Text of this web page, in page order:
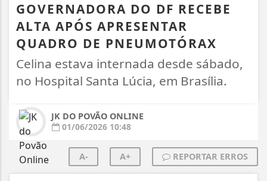
GOVERNADORA DO DF RECEBE
ALTA APÓS APRESENTAR
QUADRO DE PNEUMOTÓRAX
Celina estava internada desde sábado,
no Hospital Santa Lúcia, em Brasília.
JK DO POVÃO ONLINE
01/06/2026 10:48
A- A+ REPORTAR ERROS